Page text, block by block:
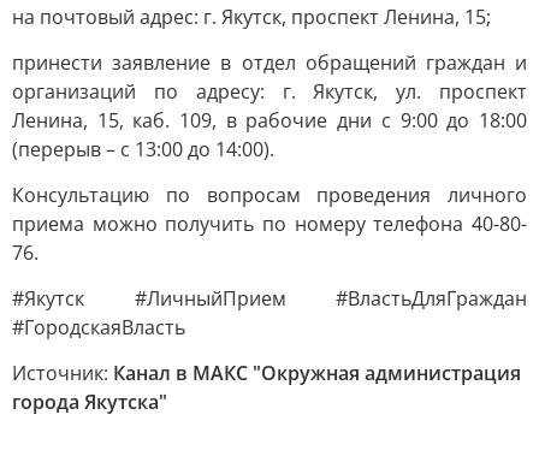
на почтовый адрес: г. Якутск, проспект Ленина, 15;
принести заявление в отдел обращений граждан и
организаций по адресу: г. Якутск, ул. проспект
Ленина, 15, каб. 109, в рабочие дни с 9:00 до 18:00
(перерыв – с 13:00 до 14:00).
Консультацию по вопросам проведения личного
приема можно получить по номеру телефона 40-80-
76.
#Якутск #ЛичныйПрием #ВластьДляГраждан
#ГородскаяВласть
Источник: Канал в МАКС "Окружная администрация
города Якутска"